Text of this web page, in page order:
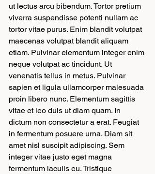
ut lectus arcu bibendum. Tortor pretium
viverra suspendisse potenti nullam ac
tortor vitae purus. Enim blandit volutpat
maecenas volutpat blandit aliquam
etiam. Pulvinar elementum integer enim
neque volutpat ac tincidunt. Ut
venenatis tellus in metus. Pulvinar
sapien et ligula ullamcorper malesuada
proin libero nunc. Elementum sagittis
vitae et leo duis ut diam quam. In
dictum non consectetur a erat. Feugiat
in fermentum posuere urna. Diam sit
amet nisl suscipit adipiscing. Sem
integer vitae justo eget magna
fermentum iaculis eu. Tristique